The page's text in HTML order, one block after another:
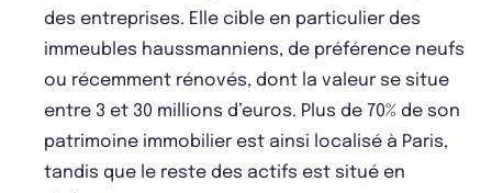
des entreprises. Elle cible en particulier des
immeubles haussmanniens, de préférence neufs
ou récemment rénovés, dont la valeur se situe
entre 3 et 30 millions d’euros. Plus de 70% de son
patrimoine immobilier est ainsi localisé à Paris,
tandis que le reste des actifs est situé en